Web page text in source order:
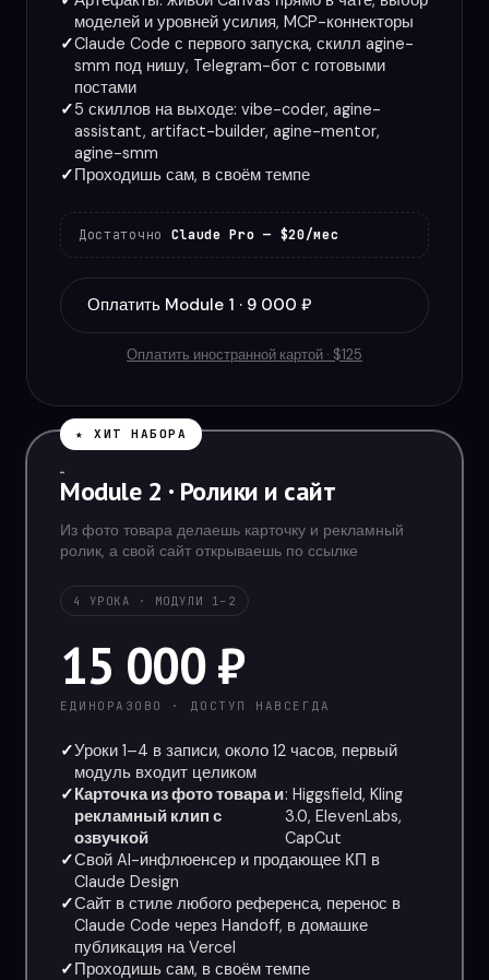
моделей и уровней усилия, MCP-коннекторы
Claude Code с первого запуска, скилл agine-
smm под нишу, Telegram-бот с готовыми
постами
5 скиллов на выходе: vibe-coder, agine-
assistant, artifact-builder, agine-mentor,
agine-smm
Проходишь сам, в своём темпе
Достаточно Claude Pro — $20/мес
Оплатить Module 1 · 9 000 ₽
Оплатить иностранной картой · $125
★ ХИТ НАБОРА
Module 2 · Ролики и сайт
Из фото товара делаешь карточку и рекламный
ролик, а свой сайт открываешь по ссылке
4 УРОКА · МОДУЛИ 1–2
15 000 ₽
ЕДИНОРАЗОВО · ДОСТУП НАВСЕГДА
Уроки 1–4 в записи, около 12 часов, первый
модуль входит целиком
Карточка из фото товара и
рекламный клип с
озвучкой
: Higgsfield, Kling
3.0, ElevenLabs,
CapCut
Свой AI-инфлюенсер и продающее КП в
Claude Design
Сайт в стиле любого референса, перенос в
Claude Code через Handoff, в домашке
публикация на Vercel
Проходишь сам, в своём темпе